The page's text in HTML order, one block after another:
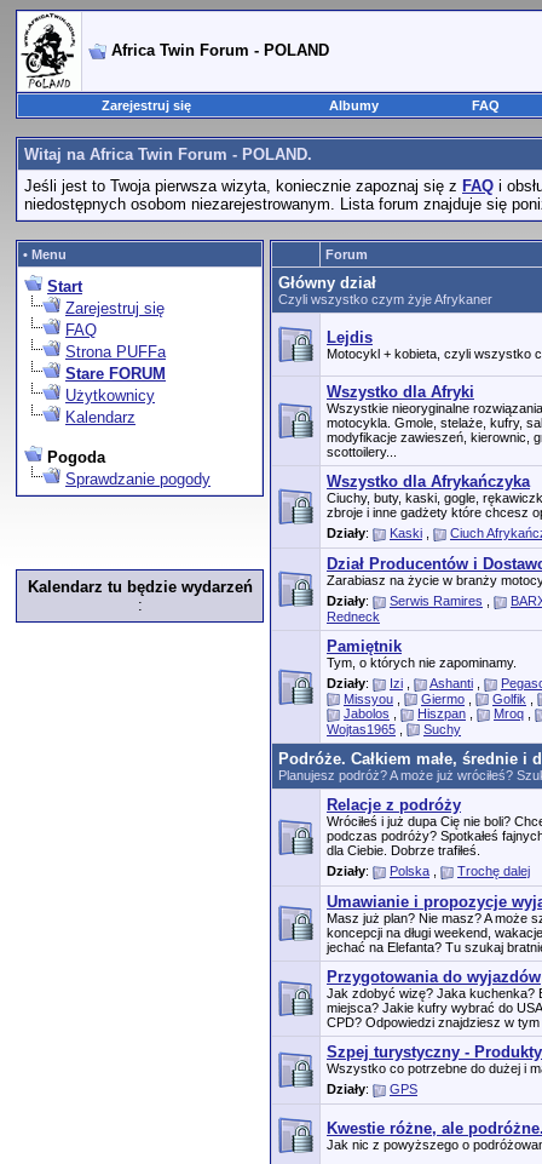
Africa Twin Forum - POLAND
Zarejestruj się Albumy FAQ
Witaj na Africa Twin Forum - POLAND.
Jeśli jest to Twoja pierwsza wizyta, koniecznie zapoznaj się z FAQ i
niedostępnych osobom niezarejestrowanym. Lista forum znajduje się
• Menu
Start
Zarejestruj się
FAQ
Strona PUFFa
Stare FORUM
Użytkownicy
Kalendarz
Pogoda
Sprawdzanie pogody
Kalendarz tu będzie wydarzeń
:
Forum
Główny dział
Czyli wszystko czym żyje Afrykaner
Lejdis
Motocykl + kobieta, czyli wszystko
Wszystko dla Afryki
Wszystkie nieoryginalne
motocykla. Gmole, stelaże, kufry,
modyfikacje zawieszeń, kierownic,
scottoilery...
Wszystko dla Afrykańczyka
Ciuchy, buty, kaski, gogle,
zbroje i inne gadżety które chcesz
Działy: Kaski Ciuch
Dział Producentów i
Zarabiasz na życie w branży
Działy: Serwis Ramires
Redneck
Pamiętnik
Tym, o których nie zapominamy.
Działy: Izi Ashanti
Missyou
Giermo Golfik
Jabolos
Hiszpan Mroq
Wojtas1965
Suchy
Podróże. Całkiem małe, średnie i
Planujesz podróż? A może już wróciłeś?
Relacje z podróży
Wróciłeś i już dupa Cię nie boli?
podczas podróży? Spotkałeś
dla Ciebie. Dobrze trafiłeś.
Działy: Polska Trochę dalej
Umawianie i propozycje
Masz już plan? Nie masz? A może
koncepcji na długi weekend,
jechać na Elefanta? Tu szukaj
Przygotowania do wyjazdów
Jak zdobyć wizę? Jaka kuchenka?
miejsca? Jakie kufry wybrać do
CPD? Odpowiedzi znajdziesz w tym
Szpej turystyczny -
Wszystko co potrzebne do dużej i
Działy: GPS
Kwestie różne, ale
Jak nic z powyższego o